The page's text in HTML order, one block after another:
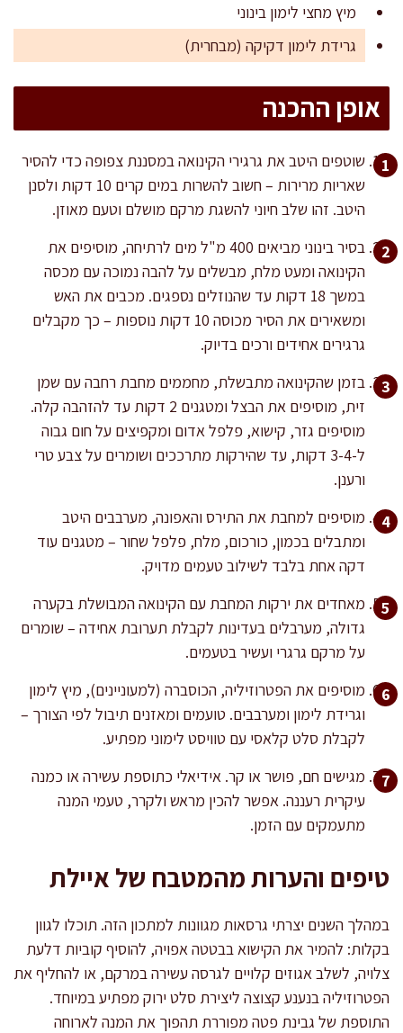
מיץ מחצי לימון בינוני
גרידת לימון דקיקה (מבחרית)
אופן ההכנה
שוטפים היטב את גרגירי הקינואה במסננת צפופה כדי להסיר
שאריות מרירות – חשוב להשרות במים קרים 10 דקות ולסנן
היטב. זהו שלב חיוני להשגת מרקם מושלם וטעם מאוזן.
בסיר בינוני מביאים 400 מ"ל מים לרתיחה, מוסיפים את
הקינואה ומעט מלח, מבשלים על להבה נמוכה עם מכסה
במשך 18 דקות עד שהנוזלים נספגים. מכבים את האש
ומשאירים את הסיר מכוסה 10 דקות נוספות – כך מקבלים
גרגירים אחידים ורכים בדיוק.
בזמן שהקינואה מתבשלת, מחממים מחבת רחבה עם שמן
זית, מוסיפים את הבצל ומטגנים 2 דקות עד להזהבה קלה.
מוסיפים גזר, קישוא, פלפל אדום ומקפיצים על חום גבוה
ל-3-4 דקות, עד שהירקות מתרככים ושומרים על צבע טרי
ורענן.
מוסיפים למחבת את התירס והאפונה, מערבבים היטב
ומתבלים בכמון, כורכום, מלח, פלפל שחור – מטגנים עוד
דקה אחת בלבד לשילוב טעמים מדויק.
מאחדים את ירקות המחבת עם הקינואה המבושלת בקערה
גדולה, מערבלים בעדינות לקבלת תערובת אחידה – שומרים
על מרקם גרגרי ועשיר בטעמים.
מוסיפים את הפטרוזיליה, הכוסברה (למעוניינים), מיץ לימון
וגרידת לימון ומערבבים. טועמים ומאזנים תיבול לפי הצורך –
לקבלת סלט קלאסי עם טוויסט לימוני מפתיע.
מגישים חם, פושר או קר. אידיאלי כתוספת עשירה או כמנה
עיקרית רעננה. אפשר להכין מראש ולקרר, טעמי המנה
מתעמקים עם הזמן.
טיפים והערות מהמטבח של איילת
במהלך השנים יצרתי גרסאות מגוונות למתכון הזה. תוכלו לגוון
בקלות: להמיר את הקישוא בבטטה אפויה, להוסיף קוביות דלעת
צלויה, לשלב אגוזים קלויים לגרסה עשירה במרקם, או להחליף את
הפטרוזיליה בנענע קצוצה ליצירת סלט ירוק מפתיע במיוחד.
התוספת של גבינת פטה מפוררת תהפוך את המנה לארוחה